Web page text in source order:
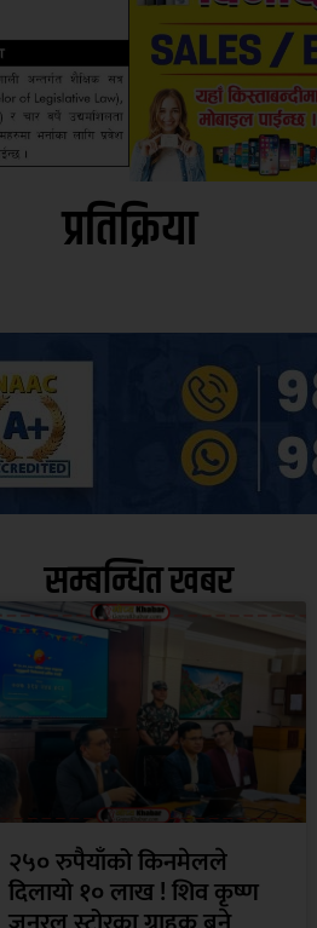
प्रतिक्रिया
सम्बन्धित खबर
२५० रुपैयाँको किनमेलले
दिलायो १० लाख ! शिव कृष्ण